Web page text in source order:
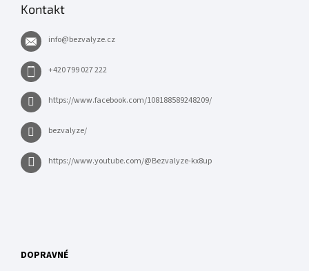
Kontakt
info@bezvalyze.cz
+420 799 027 222
https://www.facebook.com/108188589248209/
bezvalyze/
https://www.youtube.com/@Bezvalyze-kx8up
DOPRAVNÉ